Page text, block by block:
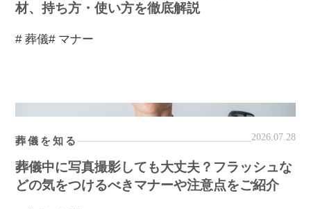
材、持ち方・使い方を徹底解説
# 葬儀# マナー
葬儀を知る 2026.07.28
葬儀中に写真撮影しても大丈夫？フラッシュな
どの気をつけるべきマナーや注意点をご紹介